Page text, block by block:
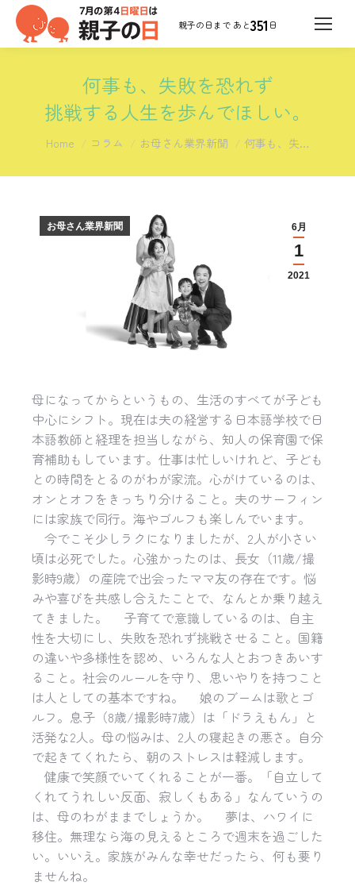
351 日
何事も、失敗を恐れず
挑戦する人生を歩んでほしい。
You are here:
Home コラム お母さん業界新聞 何事も、失…
6月
1
2021
お母さん業界新聞
母になってからというもの、生活のすべてが子ども
中心にシフト。現在は夫の経営する日本語学校で日
本語教師と経理を担当しながら、知人の保育園で保
育補助もしています。仕事は忙しいけれど、子ども
との時間をとるのがわが家流。心がけているのは、
オンとオフをきっちり分けること。夫のサーフィン
には家族で同行。海やゴルフも楽しんでいます。
今でこそ少しラクになりましたが、2人が小さい
頃は必死でした。心強かったのは、長女（11歳/撮
影時9歳）の産院で出会ったママ友の存在です。悩
みや喜びを共感し合えたことで、なんとか乗り越え
てきました。 子育てで意識しているのは、自主
性を大切にし、失敗を恐れず挑戦させること。国籍
の違いや多様性を認め、いろんな人とおつきあいす
ること。社会のルールを守り、思いやりを持つこと
は人としての基本ですね。 娘のブームは歌とゴ
ルフ。息子（8歳/撮影時7歳）は「ドラえもん」と
活発な2人。母の悩みは、2人の寝起きの悪さ。自分
で起きてくれたら、朝のストレスは軽減します。
健康で笑顔でいてくれることが一番。「自立して
くれてうれしい反面、寂しくもある」なんていうの
は、母のわがままでしょうか。 夢は、ハワイに
移住。無理なら海の見えるところで週末を過ごした
い。いいえ。家族がみんな幸せだったら、何も要り
ませんね。